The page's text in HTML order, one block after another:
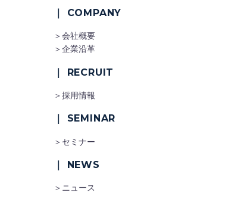
｜ COMPANY
＞会社概要
＞企業沿革
｜ RECRUIT
＞採用情報
｜ SEMINAR
＞セミナー
｜ NEWS
＞ニュース